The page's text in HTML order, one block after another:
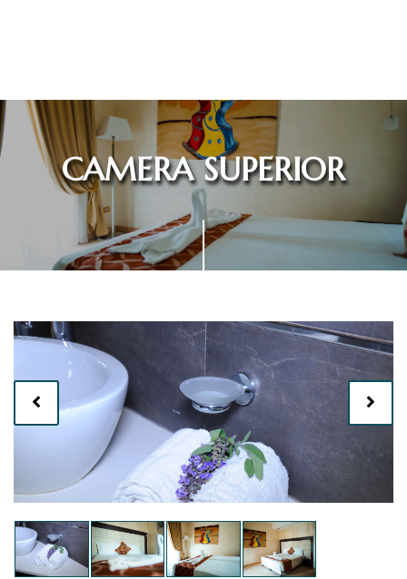
CAMERA SUPERIOR